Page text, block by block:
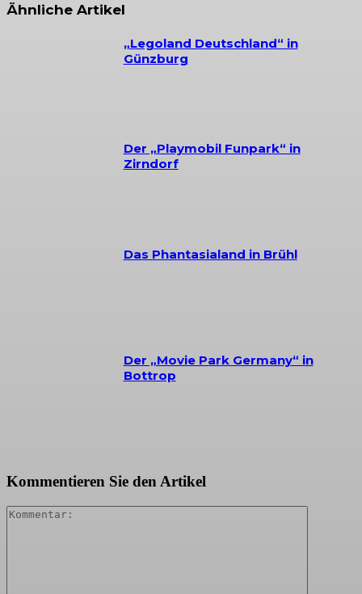
Ähnliche Artikel
„Legoland Deutschland“ in
Günzburg
Der „Playmobil Funpark“ in
Zirndorf
Das Phantasialand in Brühl
Der „Movie Park Germany“ in
Bottrop
Kommentieren Sie den Artikel